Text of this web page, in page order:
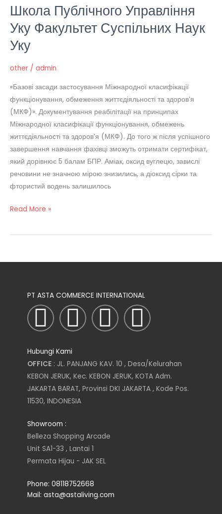
Школа Публічного Управління
Уку Факультет Суспільних Наук
Уку
other / admin
«Базові засади застосування Міжнародної класифікації
функціонування, обмеження життєдіяльності та здоров’я
(МКФ)». Документування реабілітації на принципах
Міжнародної класифікації функціонування, обмежень
життєдіяльності та здоровʼя (МКФ). До того ж після успішного
завершення навчання фахівці зможуть отримати сертифікат,
який дорівнює 5 балам БПР. Аміак, оксид вуглецю, завислі
речовини не значною мірою знизились, а діоксид сірки та
фтористий водень залишилось
Школа
Управління
Уку
Суспільних
Read More »
PT ASTA COMMERCE INTERNATIONAL
I
n
s
t
a
g
r
a
T
w
i
t
e
r
L
i
n
k
d
i
n
F
a
c
e
Hubungi Kami
OFFICE : JL. PANJANG KAV. 10 , Desa/Kelurahan
KEBON JERUK, Kec. KEBON JERUK, KOTA Adm.
JAKARTA BARAT, Provinsi DKI JAKARTA , Kode Pos.
11530, INDONESIA
Showroom :
Belleza Shopping Arcade
Unit SA1-33 , Lantai 1
Permata Hijau - JAK SEL
Phone: 08118752668
Mail: asta@astaliving.com